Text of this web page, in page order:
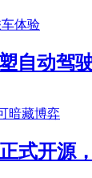
自动驾
式开源